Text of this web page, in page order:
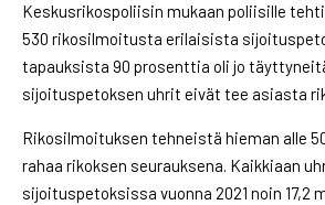
Keskusrikospoliisin mukaan poliisille
530 rikosilmoitusta erilaisista
tapauksista 90 prosenttia oli jo
sijoituspetoksen uhrit eivät tee asiasta
Rikosilmoituksen tehneistä hieman alle
rahaa rikoksen seurauksena. Kaikkiaan
sijoituspetoksissa vuonna 2021 noin 17,2